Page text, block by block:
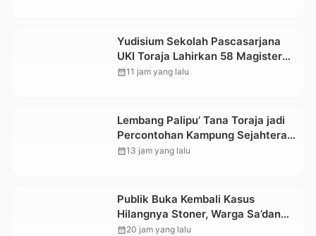
Yudisium Sekolah Pascasarjana
UKI Toraja Lahirkan 58 Magister
Baru
calendar_month11 jam yang lalu
Lembang Palipu’ Tana Toraja jadi
Percontohan Kampung Sejahtera
oleh Kemensos
calendar_month13 jam yang lalu
Publik Buka Kembali Kasus
Hilangnya Stoner, Warga Sa’dan
Malimbong, DPRD dan Stakeholder
calendar_month20 jam yang lalu